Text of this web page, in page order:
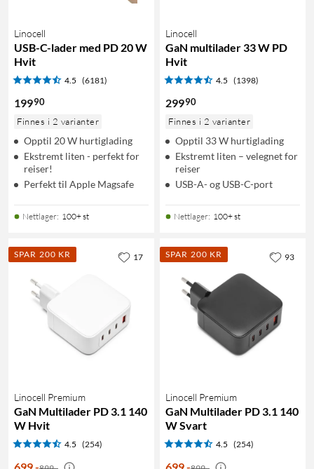
Linocell
USB-C-lader med PD 20 W
Hvit
4.5 (6181)
19990
Finnes i 2 varianter
Opptil 20 W hurtiglading
Ekstremt liten - perfekt for
reiser!
Perfekt til Apple Magsafe
Nettlager: 100+ st
Linocell
GaN multilader 33 W PD
Hvit
4.5 (1398)
29990
Finnes i 2 varianter
Opptil 33 W hurtiglading
Ekstremt liten – velegnet for
reiser
USB-A- og USB-C-port
Nettlager: 100+ st
SPAR 200 KR
Linocell Premium
GaN Multilader PD 3.1 140
W Hvit
4.5 (254)
17 SPAR 200 KR
Linocell Premium
GaN Multilader PD 3.1 140
W Svart
4.5 (254)
93